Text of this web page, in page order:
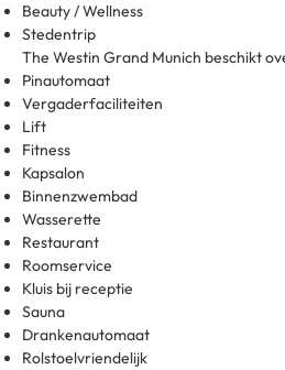
Beauty / Wellness
Stedentrip
The Westin Grand Munich beschikt
Pinautomaat
Vergaderfaciliteiten
Lift
Fitness
Kapsalon
Binnenzwembad
Wasserette
Restaurant
Roomservice
Kluis bij receptie
Sauna
Drankenautomaat
Rolstoelvriendelijk